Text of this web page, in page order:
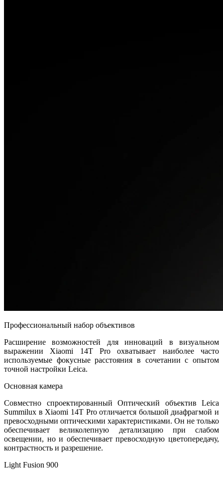
Профессиональный набор объективов
Расширение возможностей для инноваций в визуальном
выражении Xiaomi 14T Pro охватывает наиболее часто
используемые фокусные расстояния в сочетании с опытом
точной настройки Leica.
Основная камера
Совместно спроектированный Оптический объектив Leica
Summilux в Xiaomi 14T Pro отличается большой диафрагмой и
превосходными оптическими характеристиками. Он не только
обеспечивает великолепную детализацию при слабом
освещении, но и обеспечивает превосходную цветопередачу,
контрастность и разрешение.
Light Fusion 900